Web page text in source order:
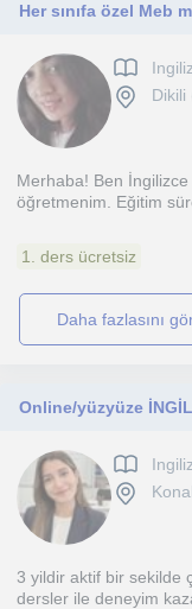
Her sınıfa özel Meb
Dikili
Merhaba! Ben
öğretmenim. Eğitim
1. ders ücretsiz
daha fazlasını
Online/yüzyüze
3 yildir aktif bir sekilde
dersler ile deneyim